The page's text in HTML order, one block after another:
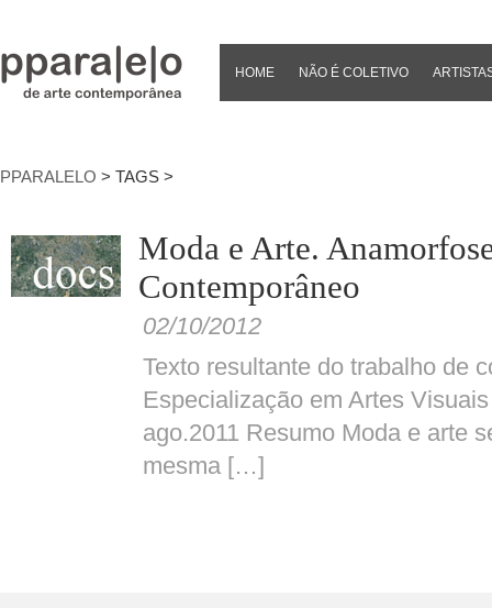
HOME NÃO É COLETIVO
PPARALELO > TAGS >
Moda e Arte.
Contemporâneo
02/10/2012
Texto resultante do trabalho de
Especialização em Artes
ago.2011 Resumo Moda e arte
mesma […]